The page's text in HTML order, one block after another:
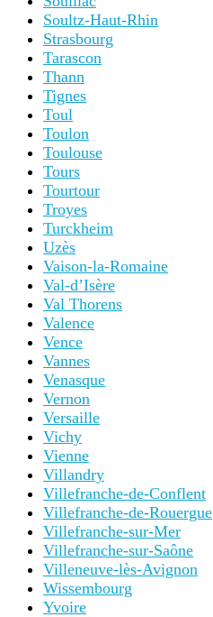
Soultz-Haut-Rhin
Strasbourg
Tarascon
Thann
Tignes
Toul
Toulon
Toulouse
Tours
Tourtour
Troyes
Turckheim
Uzès
Vaison-la-Romaine
Val-d’Isère
Val Thorens
Valence
Vence
Vannes
Venasque
Vernon
Versaille
Vichy
Vienne
Villandry
Villefranche-de-Conflent
Villefranche-de-Rouergue
Villefranche-sur-Mer
Villefranche-sur-Saône
Villeneuve-lès-Avignon
Wissembourg
Yvoire